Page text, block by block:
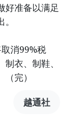
好准备以满足
消99%税
衣、制鞋、
完）
越通社